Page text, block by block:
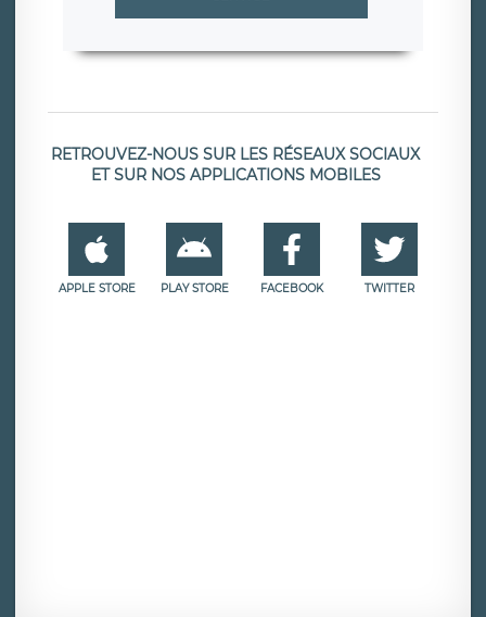
RETROUVEZ-NOUS SUR LES RÉSEAUX SOCIAUX
ET SUR NOS APPLICATIONS MOBILES
APPLE STORE PLAY STORE FACEBOOK TWITTER